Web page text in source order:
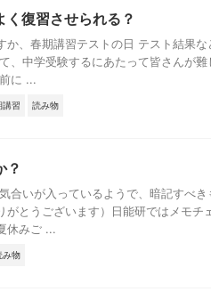
く復習させられる？
、春期講習テストの日 テスト結果な
、中学受験するにあたって皆さんが
に ...
講習 読み物
？
合いが入っているようで、暗記すべき
がとうございます）日能研ではメモチ
休みご ...
み物